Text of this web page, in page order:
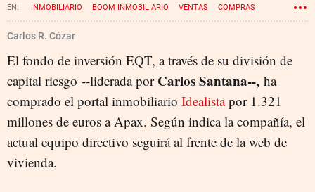
INMOBILIARIO BOOM INMOBILIARIO VENTAS COMPRAS
IDEALISTA
Carlos R. Cózar
El fondo de inversión EQT, a través de su división de
capital riesgo --liderada por Carlos Santana--, ha
comprado el portal inmobiliario Idealistapor 1.321
millones de euros a Apax. Según indica la compañía, el
actual equipo directivo seguirá al frente de la web de
vivienda.